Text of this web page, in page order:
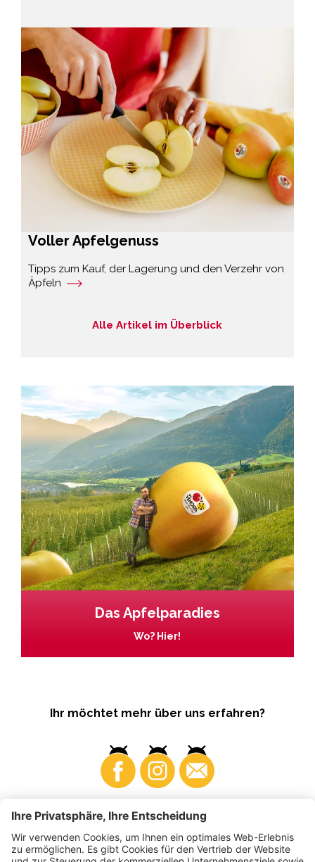
Voller Apfelgenuss
Tipps zum Kauf, der Lagerung und den Verzehr von
Äpfeln
Alle Artikel im Überblick
Das Apfelparadies
Wo? Hier!
Ihr möchtet mehr über uns erfahren?
Business Produzenten